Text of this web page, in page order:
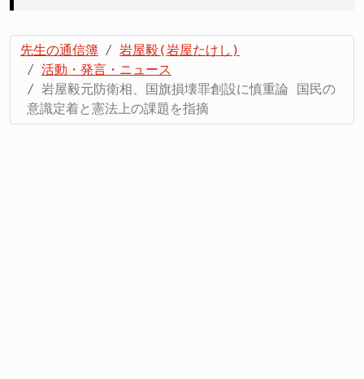
先生の通信簿
岩屋毅(岩屋たけし)
活動・発言・ニュース
岩屋毅元防衛相、国旗損壊罪創設に慎重論 国民の
意識定着と憲法上の課題を指摘